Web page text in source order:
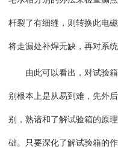
杆裂了有细缝，则转换此电
将走漏处补焊无缺，再对系
由此可以看出，对试验
别根本上是从易到难，先外
别，熟谙和了解试验箱的原
础。只要深化了解试验箱的